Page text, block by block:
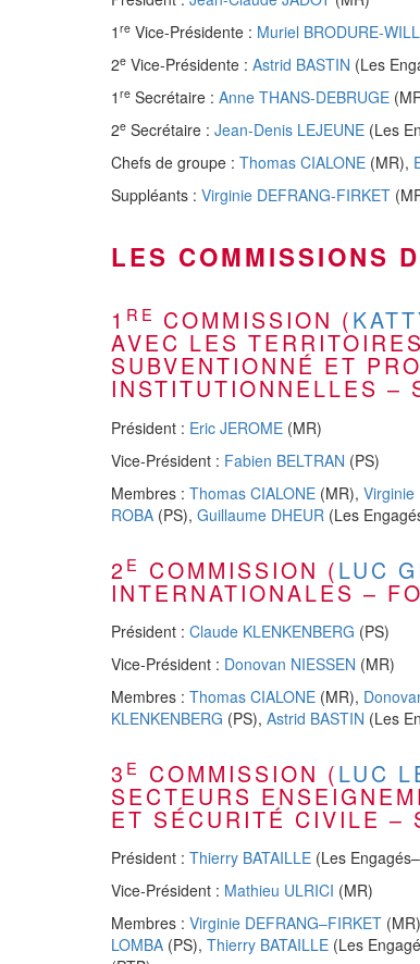
1 re Vice-Présidente : Muriel BRODURE-
2e Vice-Présidente : Astrid BASTIN (Les
1 re Secrétaire : Anne THANS-DEBRUGE
2e Secrétaire : Jean-Denis LEJEUNE (Les
Chefs de groupe : Thomas CIALONE (MR),
Suppléants : Virginie DEFRANG-FIRKET
LES COMMISSIONS
1 RE COMMISSION (
AVEC LES
SUBVENTIONNÉ ET
INSTITUTIONNELLES –
Président : Eric JEROME (MR)
Vice-Président : Fabien BELTRAN (PS)
Membres : Thomas CIALONE (MR), Virginie
ROBA (PS), Guillaume DHEUR (Les
2 E COMMISSION (LUC
INTERNATIONALES –
Président : Claude KLENKENBERG (PS)
Vice-Président : Donovan NIESSEN (MR)
Membres : Thomas CIALONE (MR),
KLENKENBERG (PS), Astrid BASTIN (Les
3 E COMMISSION (LUC
SECTEURS
ET SÉCURITÉ CIVILE –
Président : Thierry BATAILLE (Les
Vice-Président : Mathieu ULRICI (MR)
Membres : Virginie DEFRANG–FIRKET
LOMBA (PS), Thierry BATAILLE (Les